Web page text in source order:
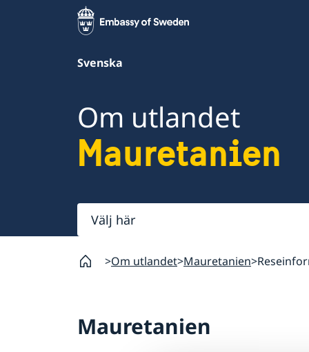
Svenska
Om utlandet
Mauretanien
Välj
här
Om utlandet Mauretanien
Mauretanien